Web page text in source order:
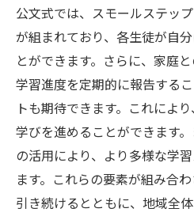
公文式では、スモールステッ
が組まれており、各生徒が自
とができます。さらに、家庭
学習進度を定期的に報告する
トも期待できます。これによ
学びを進めることができます
の活用により、より多様な学
ます。これらの要素が組み合
引き続けるとともに、地域全